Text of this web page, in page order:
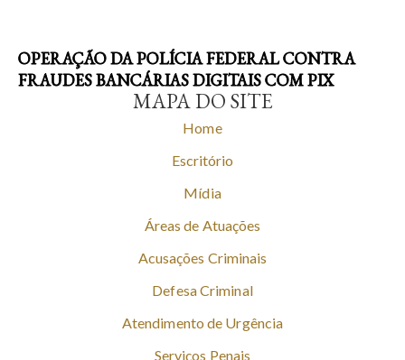
OPERAÇÃO DA POLÍCIA FEDERAL CONTRA
FRAUDES BANCÁRIAS DIGITAIS COM PIX
MAPA DO SITE
Home
Escritório
Mídia
Áreas de Atuações
Acusações Criminais
Defesa Criminal
Atendimento de Urgência
Serviços Penais